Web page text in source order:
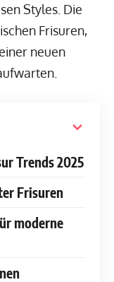
Styles. Die
Frisuren,
neuen
Trends 2025
Frisuren
moderne